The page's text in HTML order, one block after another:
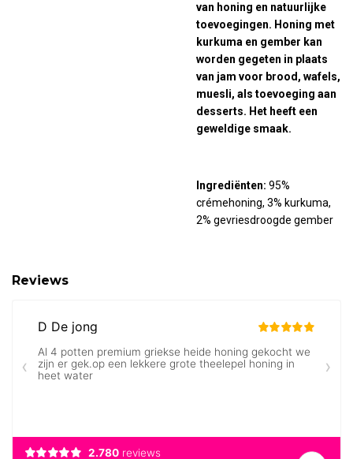
van honing en natuurlijke
toevoegingen. Honing met
kurkuma en gember kan
worden gegeten in plaats
van jam voor brood, wafels,
muesli, als toevoeging aan
desserts. Het heeft een
geweldige smaak.
Ingrediënten: 95%
crémehoning, 3% kurkuma,
2% gevriesdroogde gember
Reviews